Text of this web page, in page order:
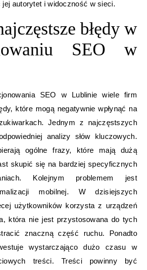
autorytet i widoczność w sieci.
błędy w
SEO w
SEO w Lublinie wiele firm
które mogą negatywnie wpłynąć na
Jednym z najczęstszych
analizy słów kluczowych.
ogólne frazy, które mają dużą
skupić się na bardziej specyficznych
Kolejnym problemem jest
mobilnej. W dzisiejszych
użytkowników korzysta z urządzeń
która nie jest przystosowana do tych
znaczną część ruchu. Ponadto
wystarczająco dużo czasu w
treści. Treści powinny być